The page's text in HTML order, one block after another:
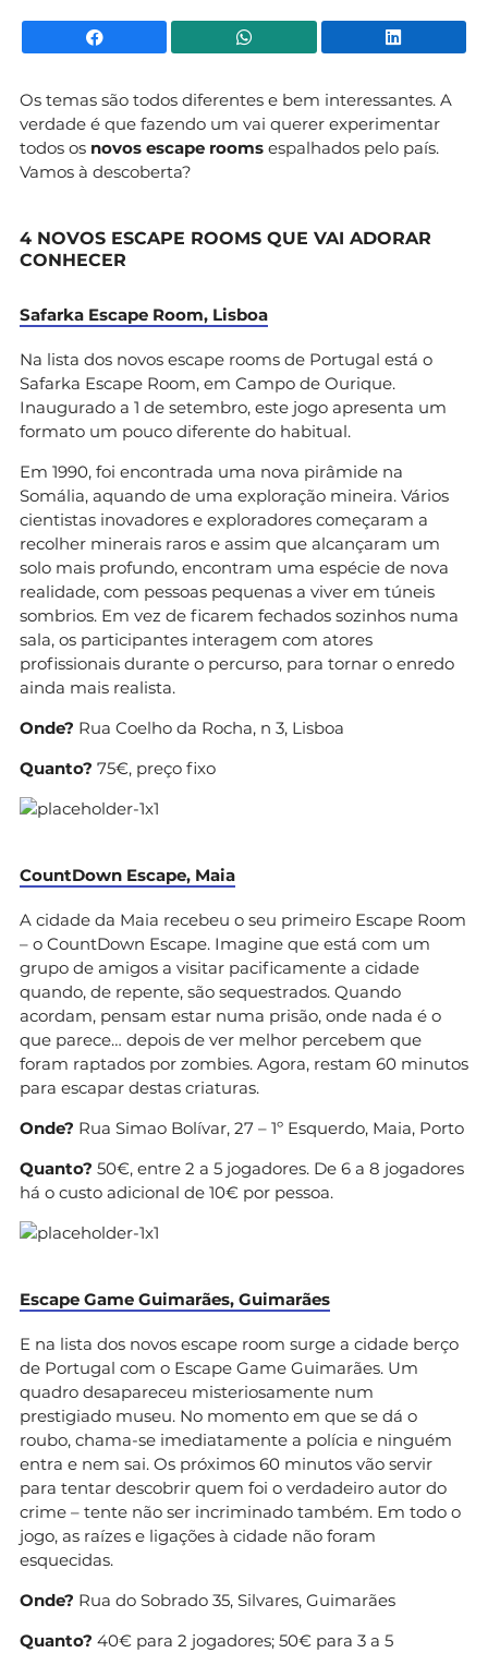
Facebook WhatsApp
Os temas são todos diferentes e bem interessantes. A
verdade é que fazendo um vai querer experimentar
todos os novos escape rooms espalhados pelo país.
Vamos à descoberta?
4 NOVOS ESCAPE ROOMS QUE VAI ADORAR
CONHECER
Safarka Escape Room, Lisboa
Na lista dos novos escape rooms de Portugal está o
Safarka Escape Room, em Campo de Ourique.
Inaugurado a 1 de setembro, este jogo apresenta um
formato um pouco diferente do habitual.
Em 1990, foi encontrada uma nova pirâmide na
Somália, aquando de uma exploração mineira. Vários
cientistas inovadores e exploradores começaram a
recolher minerais raros e assim que alcançaram um
solo mais profundo, encontram uma espécie de nova
realidade, com pessoas pequenas a viver em túneis
sombrios. Em vez de ficarem fechados sozinhos numa
sala, os participantes interagem com atores
profissionais durante o percurso, para tornar o enredo
ainda mais realista.
Onde? Rua Coelho da Rocha, n 3, Lisboa
Quanto? 75€, preço fixo
CountDown Escape, Maia
A cidade da Maia recebeu o seu primeiro Escape Room
– o CountDown Escape. Imagine que está com um
grupo de amigos a visitar pacificamente a cidade
quando, de repente, são sequestrados. Quando
acordam, pensam estar numa prisão, onde nada é o
que parece… depois de ver melhor percebem que
foram raptados por zombies. Agora, restam 60 minutos
para escapar destas criaturas.
Onde? Rua Simao Bolívar, 27 – 1º Esquerdo, Maia, Porto
Quanto? 50€, entre 2 a 5 jogadores. De 6 a 8 jogadores
há o custo adicional de 10€ por pessoa.
Escape Game Guimarães, Guimarães
E na lista dos novos escape room surge a cidade berço
de Portugal com o Escape Game Guimarães. Um
quadro desapareceu misteriosamente num
prestigiado museu. No momento em que se dá o
roubo, chama-se imediatamente a polícia e ninguém
entra e nem sai. Os próximos 60 minutos vão servir
para tentar descobrir quem foi o verdadeiro autor do
crime – tente não ser incriminado também. Em todo o
jogo, as raízes e ligações à cidade não foram
esquecidas.
Onde? Rua do Sobrado 35, Silvares, Guimarães
Quanto? 40€ para 2 jogadores; 50€ para 3 a 5